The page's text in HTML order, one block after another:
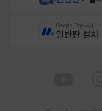
Google Play에서
일반판 설치